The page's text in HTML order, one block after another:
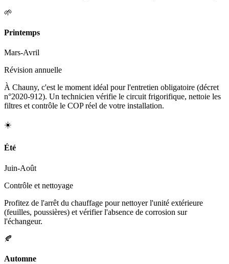
🌱
Printemps
Mars-Avril
Révision annuelle
À Chauny, c'est le moment idéal pour l'entretien obligatoire (décret
n°2020-912). Un technicien vérifie le circuit frigorifique, nettoie les
filtres et contrôle le COP réel de votre installation.
☀️
Été
Juin-Août
Contrôle et nettoyage
Profitez de l'arrêt du chauffage pour nettoyer l'unité extérieure
(feuilles, poussières) et vérifier l'absence de corrosion sur
l'échangeur.
🍂
Automne